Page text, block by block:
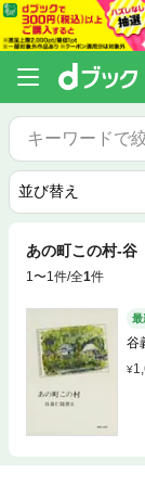
あの町この村-
1〜1件/全1件
最
谷